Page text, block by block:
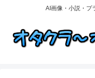
AI画像・小説・プ